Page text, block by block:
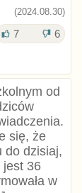
(2024.08.30)
7 6
od
się, że
do dzisiaj,
jest 36
w